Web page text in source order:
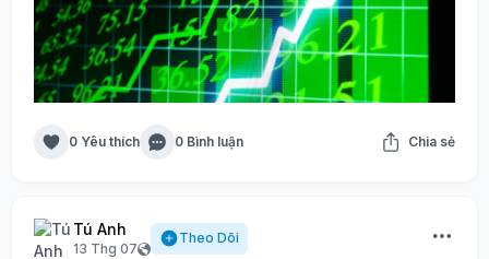
0 Yêu thích 0 Bình luận Chia sẻ
Tú Anh
13 Thg 07
Theo Dõi